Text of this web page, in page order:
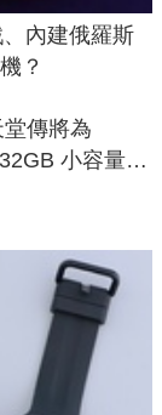
內建俄羅斯
？
傳將為
小容量遊